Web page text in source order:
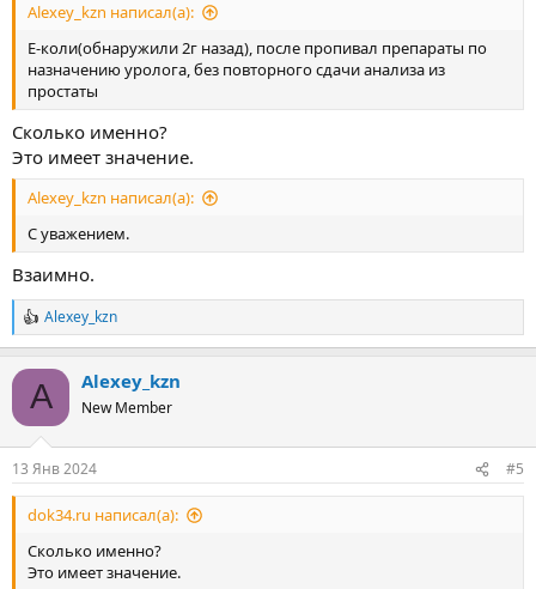
Alexey_kzn написал(а):
Е-коли(обнаружили 2г назад), после пропивал препараты по
назначению уролога, без повторного сдачи анализа из
простаты
Сколько именно?
Это имеет значение.
Alexey_kzn написал(а):
С уважением.
Взаимно.
Р
е
и
Alexey_kzn
A Alexey_kzn
New Member
13 Янв 2024 #5
dok34.ru написал(а):
Сколько именно?
Это имеет значение.